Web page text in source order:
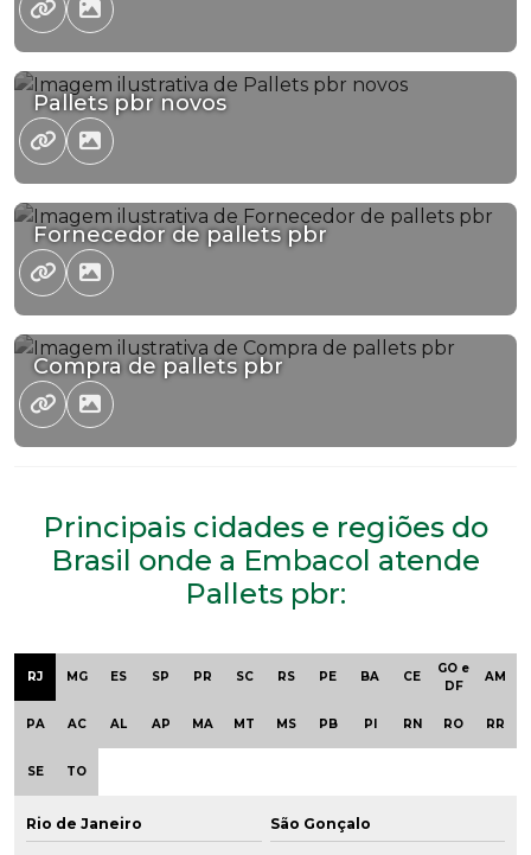
Pallets pbr novos
Fornecedor de pallets pbr
Compra de pallets pbr
Principais cidades e regiões do
Brasil onde a Embacol atende
Pallets pbr:
RJ MG ES SP PR SC RS PE BA CE
GO e
DF
AM
PA AC AL AP MA MT MS PB PI RN RO RR
SE TO
Rio de Janeiro São Gonçalo